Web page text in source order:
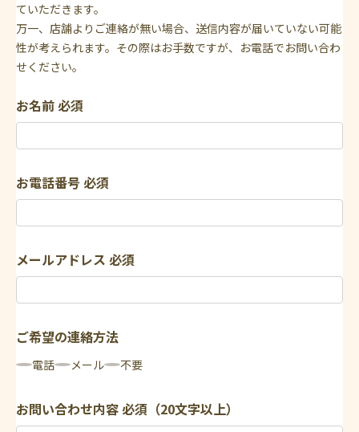
ていただきます。
万一、店舗よりご連絡が無い場合、送信内容が届いていない可能
性が考えられます。その際はお手数ですが、お電話でお問い合わ
せください。
お名前必須
お電話番号必須
メールアドレス 必須
ご希望の連絡方法
電話 メール 不要
お問い合わせ内容必須（20文字以上）